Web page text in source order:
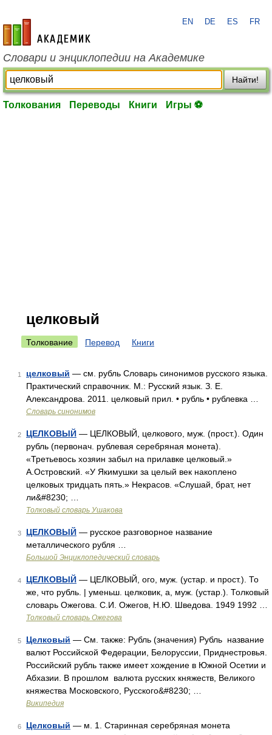
academic.ru
EN DE ES FR
Словари и энциклопедии на Академике
Найти!
Толкования Переводы Книги Игры ⚽
целковый
Толкование Перевод Книги
1 целковый — см. рубль Словарь синонимов русского языка.
Практический справочник. М.: Русский язык. З. Е.
Александрова. 2011. целковый прил. • рубль • рублевка …
Словарь синонимов
2 ЦЕЛКОВЫЙ — ЦЕЛКОВЫЙ, целкового, муж. (прост.). Один
рубль (первонач. рублевая серебряная монета).
«Третьевось хозяин забыл на прилавке целковый.»
А.Островский. «У Якимушки за целый век накоплено
целковых тридцать пять.» Некрасов. «Слушай, брат, нет
ли&#8230; …
Толковый словарь Ушакова
3 ЦЕЛКОВЫЙ — русское разговорное название
металлического рубля …
Большой Энциклопедический словарь
4 ЦЕЛКОВЫЙ — ЦЕЛКОВЫЙ, ого, муж. (устар. и прост.). То
же, что рубль. | уменьш. целковик, а, муж. (устар.). Толковый
словарь Ожегова. С.И. Ожегов, Н.Ю. Шведова. 1949 1992 …
Толковый словарь Ожегова
5 Целковый — См. также: Рубль (значения) Рубль название
валют Российской Федерации, Белоруссии, Приднестровья.
Российский рубль также имеет хождение в Южной Осетии и
Абхазии. В прошлом валюта русских княжеств, Великого
княжества Московского, Русского&#8230; …
Википедия
6 Целковый — м. 1. Старинная серебряная монета